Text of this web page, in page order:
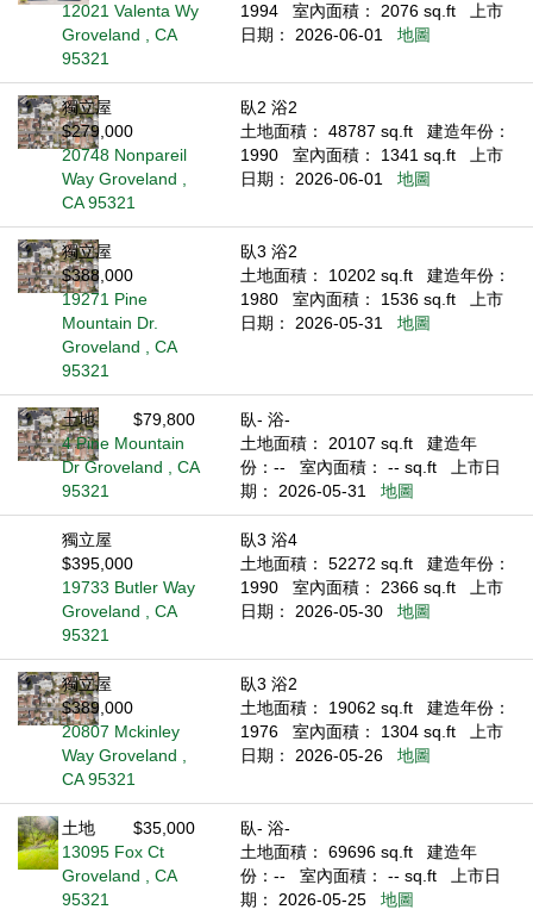
12021 Valenta Wy
Groveland , CA
95321
1994
室內面積： 2076 sq.ft
上市
日期： 2026-06-01
地圖
獨立屋
$279,000
20748 Nonpareil
Way Groveland ,
CA 95321
臥2 浴2
土地面積： 48787 sq.ft
建造年份：
1990
室內面積： 1341 sq.ft
上市
日期： 2026-06-01
地圖
獨立屋
$388,000
19271 Pine
Mountain Dr.
Groveland , CA
95321
臥3 浴2
土地面積： 10202 sq.ft
建造年份：
1980
室內面積： 1536 sq.ft
上市
日期： 2026-05-31
地圖
土地
$79,800
4 Pine Mountain
Dr Groveland , CA
95321
臥- 浴-
土地面積： 20107 sq.ft
建造年
份：--
室內面積： -- sq.ft
上市日
期： 2026-05-31
地圖
獨立屋
$395,000
19733 Butler Way
Groveland , CA
95321
臥3 浴4
土地面積： 52272 sq.ft
建造年份：
1990
室內面積： 2366 sq.ft
上市
日期： 2026-05-30
地圖
獨立屋
$389,000
20807 Mckinley
Way Groveland ,
CA 95321
臥3 浴2
土地面積： 19062 sq.ft
建造年份：
1976
室內面積： 1304 sq.ft
上市
日期： 2026-05-26
地圖
土地
$35,000
13095 Fox Ct
Groveland , CA
95321
臥- 浴-
土地面積： 69696 sq.ft
建造年
份：--
室內面積： -- sq.ft
上市日
期： 2026-05-25
地圖